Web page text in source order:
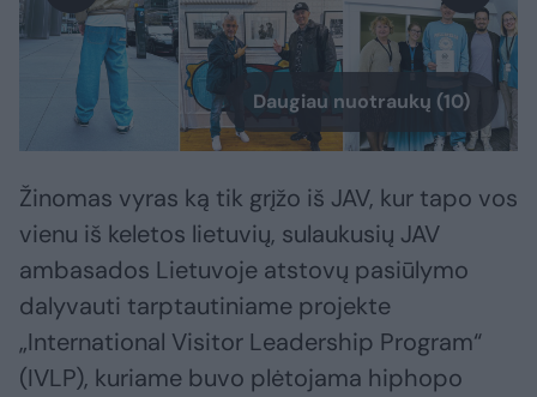
Daugiau nuotraukų (10)
Žinomas vyras ką tik grįžo iš JAV, kur tapo vos
vienu iš keletos lietuvių, sulaukusių JAV
ambasados Lietuvoje atstovų pasiūlymo
dalyvauti tarptautiniame projekte
„International Visitor Leadership Program“
(IVLP), kuriame buvo plėtojama hiphopo